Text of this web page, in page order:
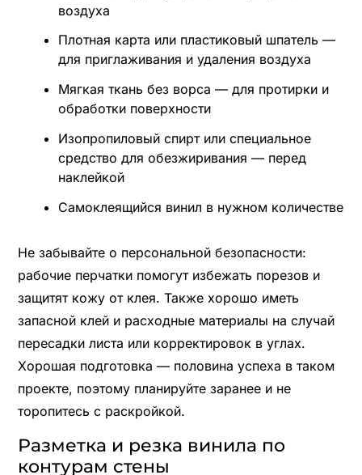
воздуха
Плотная карта или пластиковый шпатель —
для приглаживания и удаления воздуха
Мягкая ткань без ворса — для протирки и
обработки поверхности
Изопропиловый спирт или специальное
средство для обезжиривания — перед
наклейкой
Самоклеящийся винил в нужном количестве
Не забывайте о персональной безопасности:
рабочие перчатки помогут избежать порезов и
защитят кожу от клея. Также хорошо иметь
запасной клей и расходные материалы на случай
пересадки листа или корректировок в углах.
Хорошая подготовка — половина успеха в таком
проекте, поэтому планируйте заранее и не
торопитесь с раскройкой.
Разметка и резка винила по
контурам стены